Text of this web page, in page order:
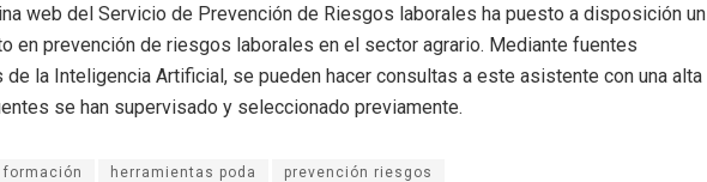
web del Servicio de Prevención de Riesgos laborales ha puesto a disposición un
en prevención de riesgos laborales en el sector agrario. Mediante fuentes
la Inteligencia Artificial, se pueden hacer consultas a este asistente con una alta
se han supervisado y seleccionado previamente.
formación herramientas poda prevención riesgos